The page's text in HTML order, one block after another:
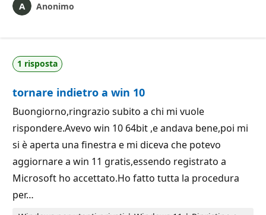
Anonimo
1 risposta
tornare indietro a win 10
Buongiorno,ringrazio subito a chi mi vuole
rispondere.Avevo win 10 64bit ,e andava bene,poi mi
si è aperta una finestra e mi diceva che potevo
aggiornare a win 11 gratis,essendo registrato a
Microsoft ho accettato.Ho fatto tutta la procedura
per…